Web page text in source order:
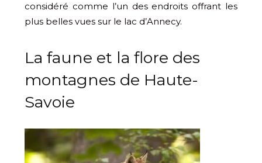
considéré comme l’un des endroits offrant les
plus belles vues sur le lac d’Annecy.
La faune et la flore des
montagnes de Haute-
Savoie